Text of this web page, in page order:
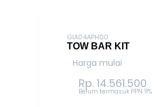
GIA04APH00
TOW BAR KIT
Harga mulai
Rp. 14.561.500
Belum termasuk PPN 11%